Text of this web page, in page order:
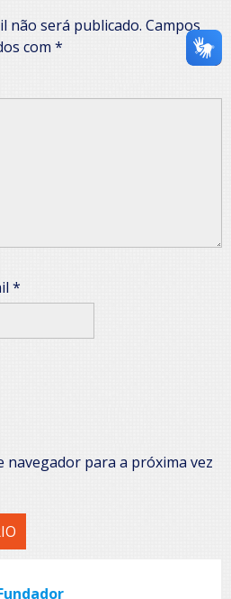
não será publicado. Campos
com *
*
navegador para a próxima vez